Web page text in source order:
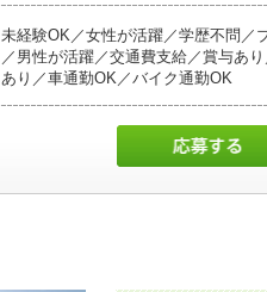
・会員管理・請求業務：会員の年会
・総務・労務サポート：スタッフの
未経験OK／女性が活躍／学歴不問／
／男性が活躍／交通費支給／賞与あ
あり／車通勤OK／バイク通勤OK